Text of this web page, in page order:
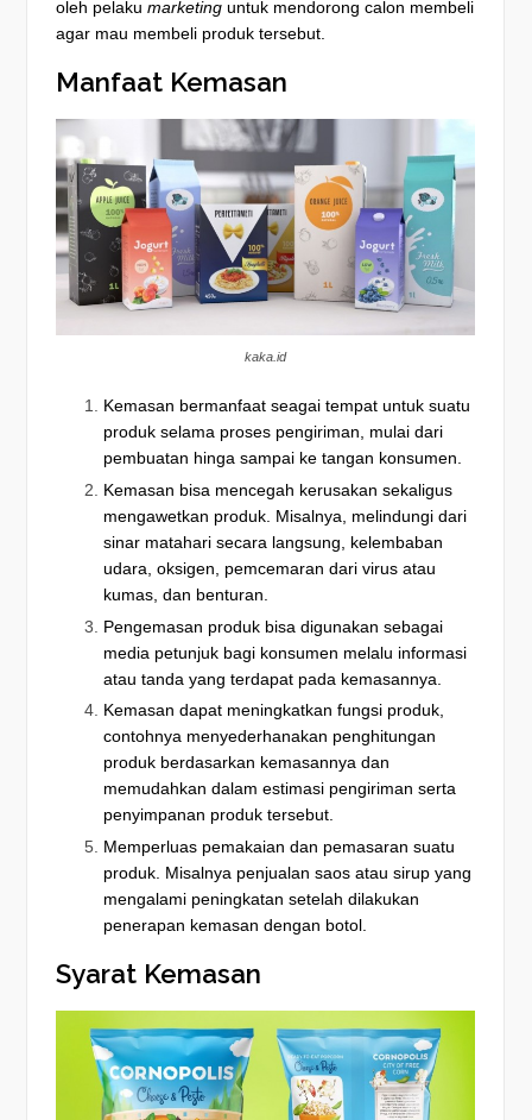
oleh pelaku marketinguntuk mendorong calon membeli
agar mau membeli produk tersebut.
Manfaat Kemasan
kaka.id
Kemasan bermanfaat seagai tempat untuk suatu
produk selama proses pengiriman, mulai dari
pembuatan hinga sampai ke tangan konsumen.
Kemasan bisa mencegah kerusakan sekaligus
mengawetkan produk. Misalnya, melindungi dari
sinar matahari secara langsung, kelembaban
udara, oksigen, pemcemaran dari virus atau
kumas, dan benturan.
Pengemasan produk bisa digunakan sebagai
media petunjuk bagi konsumen melalu informasi
atau tanda yang terdapat pada kemasannya.
Kemasan dapat meningkatkan fungsi produk,
contohnya menyederhanakan penghitungan
produk berdasarkan kemasannya dan
memudahkan dalam estimasi pengiriman serta
penyimpanan produk tersebut.
Memperluas pemakaian dan pemasaran suatu
produk. Misalnya penjualan saos atau sirup yang
mengalami peningkatan setelah dilakukan
penerapan kemasan dengan botol.
Syarat Kemasan